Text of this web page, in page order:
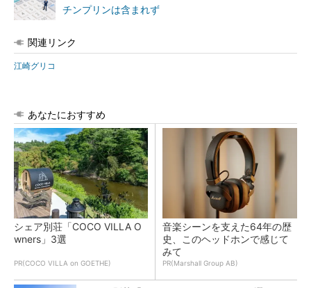
チンプリンは含まれず
関連リンク
江崎グリコ
あなたにおすすめ
シェア別荘「COCO VILLA O
wners」3選
PR(COCO VILLA on GOETHE)
音楽シーンを支えた64年の歴
史、このヘッドホンで感じて
みて
PR(Marshall Group AB)